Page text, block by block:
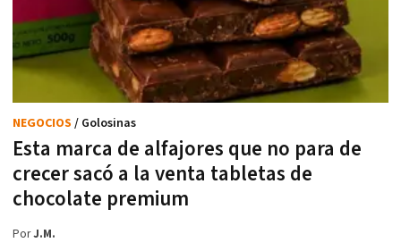
Esta marca de alfajores que no para de
crecer sacó a la venta tabletas de
chocolate premium
NEGOCIOS / Golosinas
PorJ.M.